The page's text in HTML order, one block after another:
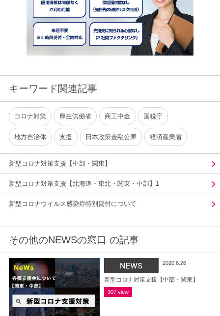
キーワード関連記事
コロナ対策 厚生労働省 商工中金 国税庁
地方自治体 支援 日本政策金融公庫 経済産業省
新型コロナ対策支援【中部・関東】
新型コロナ対策支援【北海道・東北・関東・中部】1
新型コロナウイルス感染症特別貸付について
その他のNEWSの窓口 の記事
2020.8.26
新型コロナ対策支援【中部・関東】
307 view